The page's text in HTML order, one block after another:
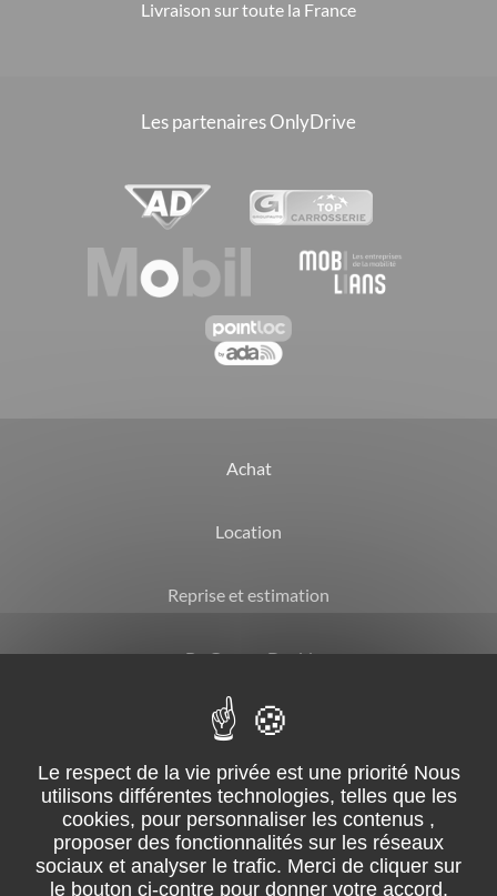
Livraison sur toute la France
Les partenaires OnlyDrive
Achat
Location
Reprise et estimation
By Garage David
CGV
Mentions légales
Suivez-nous sur facebook